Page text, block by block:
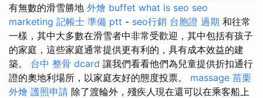
有無數的滑雪勝地 外燴 buffet what is seo seo
marketing 記帳士 準備 ptt - seo行銷 台胞證 過期 和往常
一樣，其中大多數在滑雪者中非常受歡迎，其中包括有孩子
的家庭，這些家庭通常提供更有利的，具有成本效益的建
築。 台中 整骨 dcard 讓我們看看他們為兒童提供折扣通行
證的奧地利場所，以家庭友好的態度投票。 massage 苗栗
外燴 護照申請 除了渡輪外，殘疾人現在還可以在乘客船上